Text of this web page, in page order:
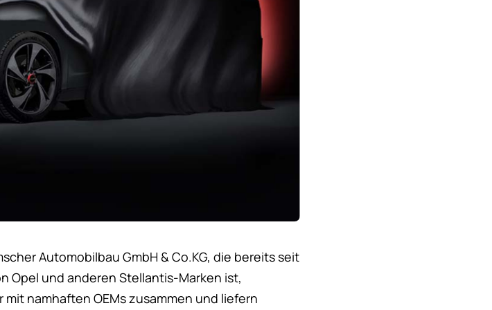
Automobilbau GmbH & Co.KG, die bereits seit
Opel und anderen Stellantis-Marken ist,
namhaften OEMs zusammen und liefern